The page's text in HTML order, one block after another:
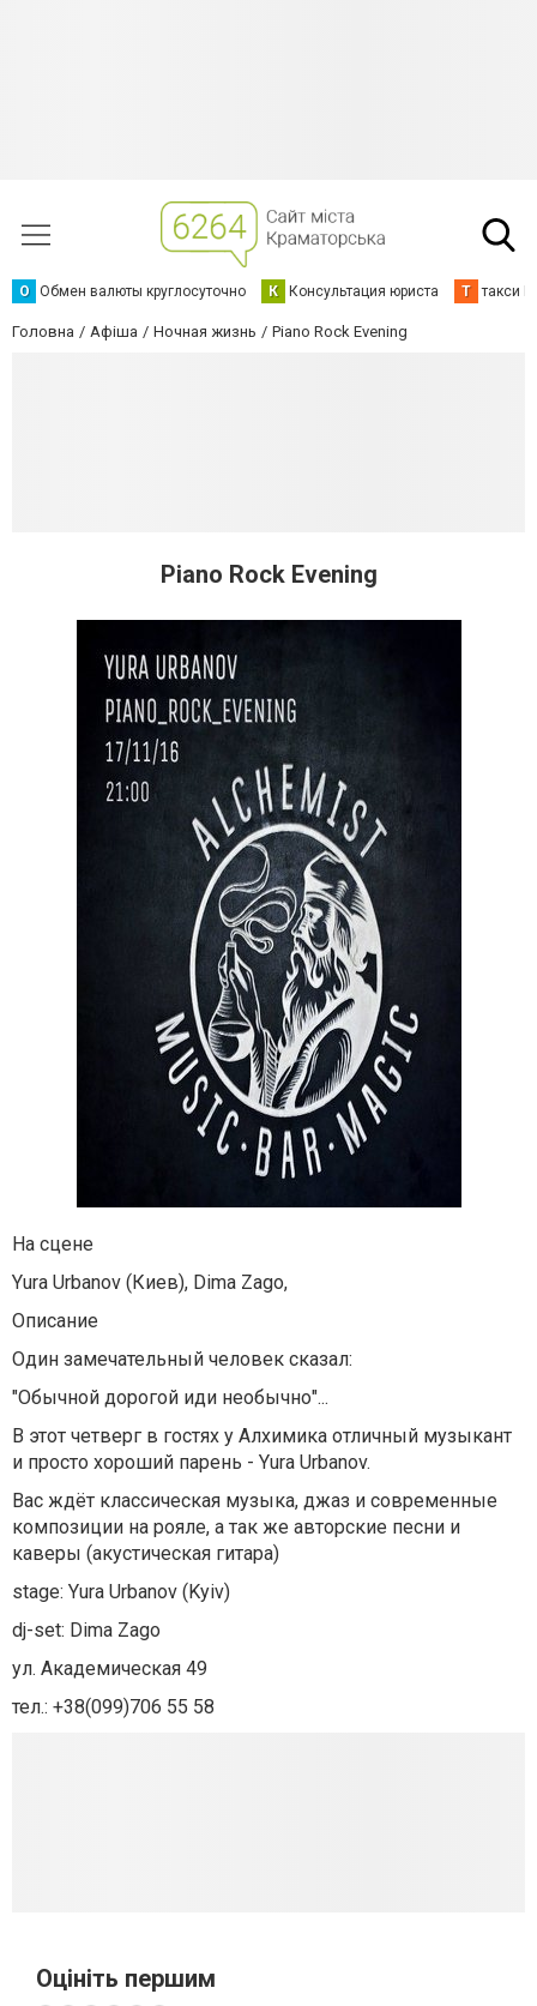
О Обмен валюты круглосуточно К Консультация юриста Т такси
Головна Афіша Ночная жизнь Piano Rock Evening
Piano Rock Evening
На сцене
Yura Urbanov (Киев), Dima Zago,
Описание
Один замечательный человек сказал:
"Обычной дорогой иди необычно"...
В этот четверг в гостях у Алхимика отличный музыкант
и просто хороший парень - Yura Urbanov.
Вас ждёт классическая музыка, джаз и современные
композиции на рояле, а так же авторские песни и
каверы (акустическая гитара)
stage: Yura Urbanov (Kyiv)
dj-set: Dima Zago
ул. Академическая 49
тел.: +38(099)706 55 58
Оцініть першим